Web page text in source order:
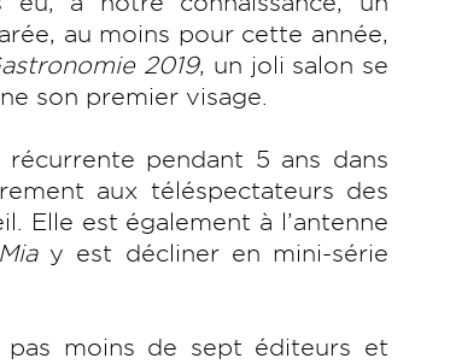
au moins pour cette année,
2019, un joli salon se
son premier visage.
pendant 5 ans dans
aux téléspectateurs des
Elle est également à l’antenne
y est décliner en mini-série
pas moins de sept éditeurs et